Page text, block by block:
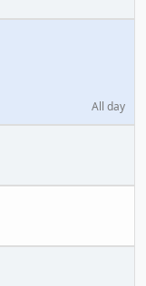
All day